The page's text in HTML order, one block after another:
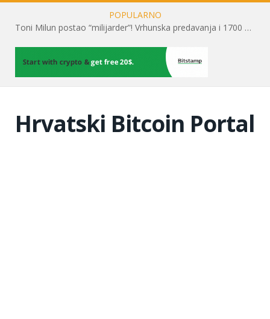
POPULARNO
Toni Milun postao “milijarder”! Vrhunska predavanja i 1700 posjetitelja obilježili su mjesec financijske pismenosti
Hrvatski Bitcoin Portal